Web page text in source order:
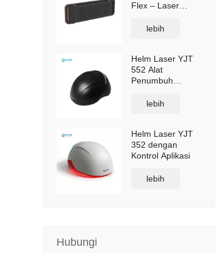
Flex – Laser
Multi-Gelombang
lebih
Helm Laser YJT
552 Alat
Penumbuh
lebih
Helm Laser YJT
352 dengan
Kontrol Aplikasi
lebih
Hubungi